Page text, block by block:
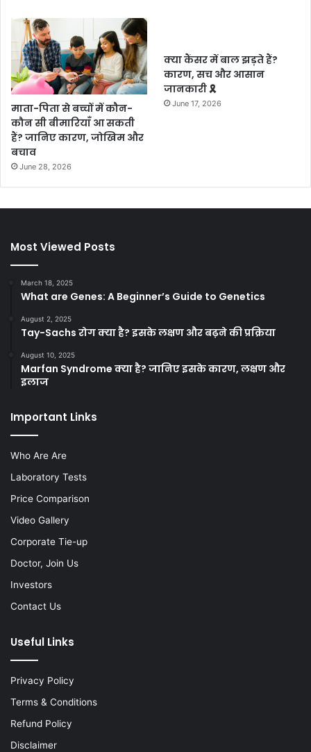
माता-पिता से बच्चों में कौन-
कौन सी बीमारियाँ आ सकती
हैं? जानिए कारण, जोखिम और
बचाव
June 28, 2026
क्या कैंसर में बाल झड़ते हैं?
कारण, सच और आसान
जानकारी 🎗️
June 17, 2026
Most Viewed Posts
March 18, 2025
What are Genes: A Beginner’s Guide to Genetics
August 2, 2025
Tay-Sachs रोग क्या है? इसके लक्षण और बढ़ने की प्रक्रिया
August 10, 2025
Marfan Syndrome क्या है? जानिए इसके कारण, लक्षण और
इलाज
Important Links
Who Are Are
Laboratory Tests
Price Comparison
Video Gallery
Corporate Tie-up
Doctor, Join Us
Investors
Contact Us
Useful Links
Privacy Policy
Terms & Conditions
Refund Policy
Disclaimer